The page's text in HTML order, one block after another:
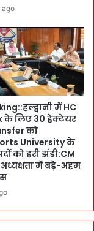
ago
में HC
के लिए 30 हेक्टेयर
को
University के
को हरी झंडी:CM
में बड़े-अहम